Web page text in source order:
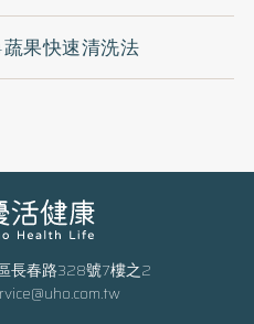
果快速清洗法
長春路328號7樓之2